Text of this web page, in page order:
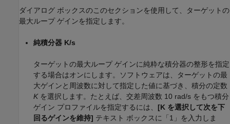
ダイアログ ボックスのこのセクションを使用して、ターゲットの
最大ループ ゲインを指定します。
純積分器 K/s
ターゲットの最大ループ ゲインに純粋な積分器の整形を指定
する場合はオンにします。ソフトウェアは、ターゲットの最
大ゲインと周波数に対して指定した値に基づき、積分の定数
Kを選択します。たとえば、交差周波数 10 rad/s をもつ積分
ゲイン プロファイルを指定するには、 [K を選択して次を下
回るゲインを維持] テキスト ボックスに「1」を入力しま